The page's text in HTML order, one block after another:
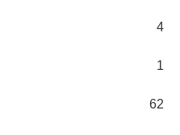
4
1
62